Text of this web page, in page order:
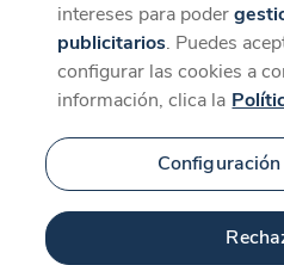
intereses para poder
publicitarios. Puedes
configurar las cookies a
información, clica la